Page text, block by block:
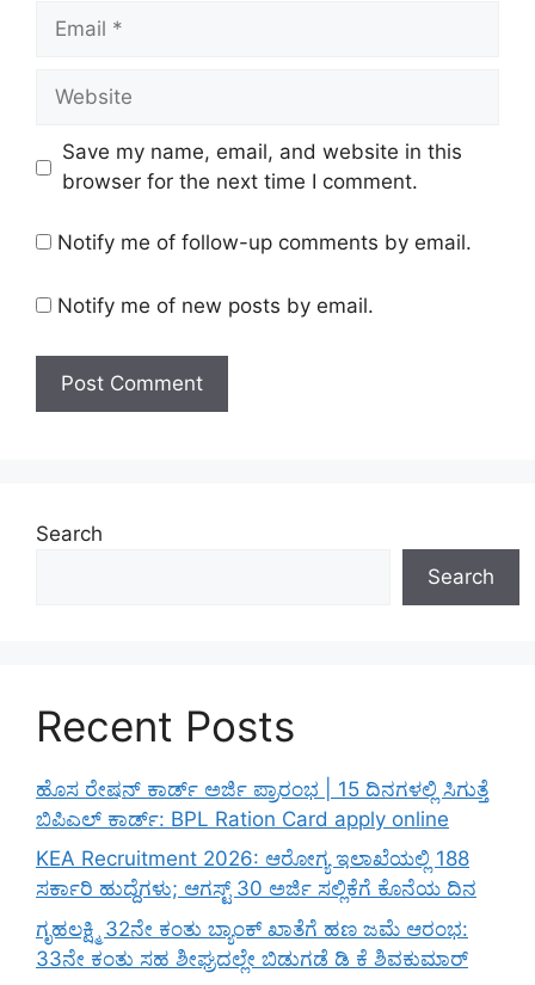
Email
Website
Save my name, email, and website in this
browser for the next time I comment.
Notify me of follow-up comments by email.
Notify me of new posts by email.
Search
Search
Recent Posts
ಹೊಸ ರೇಷನ್ ಕಾರ್ಡ್ ಅರ್ಜಿ ಪ್ರಾರಂಭ | 15 ದಿನಗಳಲ್ಲಿ ಸಿಗುತ್ತೆ
ಬಿಪಿಎಲ್ ಕಾರ್ಡ್: BPL Ration Card apply online
KEA Recruitment 2026: ಆರೋಗ್ಯ ಇಲಾಖೆಯಲ್ಲಿ 188
ಸರ್ಕಾರಿ ಹುದ್ದೆಗಳು; ಆಗಸ್ಟ್ 30 ಅರ್ಜಿ ಸಲ್ಲಿಕೆಗೆ ಕೊನೆಯ ದಿನ
ಗೃಹಲಕ್ಷ್ಮಿ 32ನೇ ಕಂತು ಬ್ಯಾಂಕ್ ಖಾತೆಗೆ ಹಣ ಜಮೆ ಆರಂಭ:
33ನೇ ಕಂತು ಸಹ ಶೀಘ್ರದಲ್ಲೇ ಬಿಡುಗಡೆ ಡಿ ಕೆ ಶಿವಕುಮಾರ್